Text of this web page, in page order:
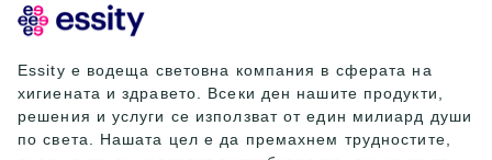
Essity е водеща световна компания в сферата на
хигиената и здравето. Всеки ден нашите продукти,
решения и услуги се използват от един милиард души
по света. Нашата цел е да премахнем трудностите,